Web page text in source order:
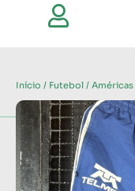
Início / Futebol / Américas